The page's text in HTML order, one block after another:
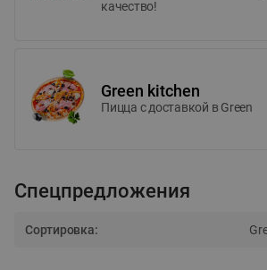
качество!
Green kitchen
Пицца c доставкой в Green
Спецпредложения
Сортировка: